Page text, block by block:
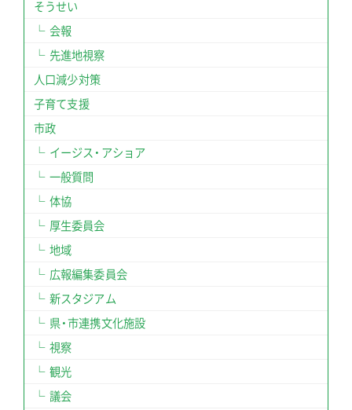
そうせい
会報
先進地視察
人口減少対策
子育て支援
市政
イージス・アショア
一般質問
体協
厚生委員会
地域
広報編集委員会
新スタジアム
県・市連携文化施設
視察
観光
議会